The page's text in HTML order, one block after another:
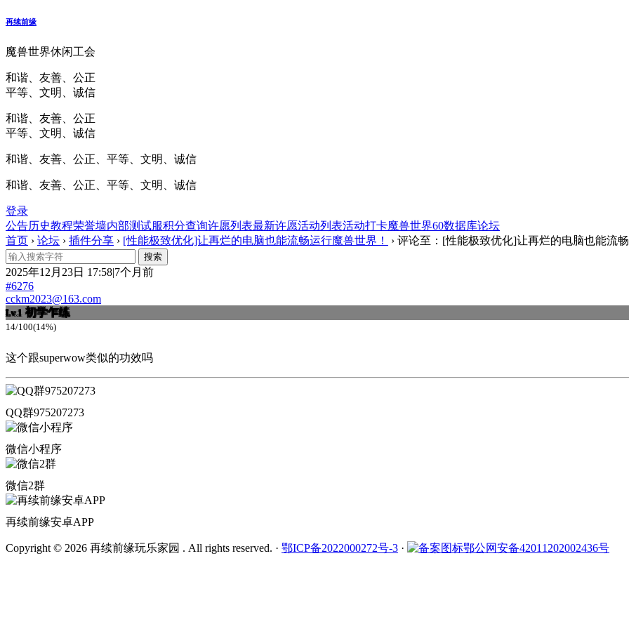
再续前缘
魔兽世界休闲工会
和谐、友善、公正
平等、文明、诚信
和谐、友善、公正
平等、文明、诚信
和谐、友善、公正、平等、文明、诚信
和谐、友善、公正、平等、文明、诚信
登录
公告历史教程荣誉墙内部测试服积分查询许愿列表最新许愿活动列表活动打卡魔兽世界60数据库论坛
首页 › 论坛 › 插件分享 › [性能极致优化]让再烂的电脑也能流畅运行魔兽世界！ › 评论至：[性能极致优化]让再烂的电脑也能流畅
2025年12月23日 17:58|7个月前
#6276
cckm2023@163.com
Lv.1 初学乍练
14/100(14%)
这个跟superwow类似的功效吗
QQ群975207273
微信小程序
微信2群
再续前缘安卓APP
Copyright © 2026 再续前缘玩乐家园 . All rights reserved. · 鄂ICP备2022000272号-3 · 鄂公网安备42011202002436号